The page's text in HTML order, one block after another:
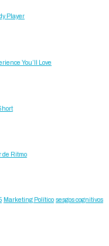
Player
You’ll Love
de Ritmo
Marketing Político sesgos cognitivos